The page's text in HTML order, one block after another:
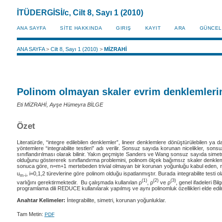
İTÜDERGİSİ/c, Cilt 8, Sayı 1 (2010)
ANA SAYFA SİTE HAKKINDA GIRIŞ KAYIT ARA GÜNCEL
ANA SAYFA> Cilt 8, Sayı 1 (2010) > MİZRAHİ
Polinom olmayan skaler evrim
Eti MİZRAHİ, Ayşe Hümeyra BİLGE
Özet
Literatürde, “integre edilebilen denklemler”, lineer denklemlere dönüştürülebilen
yöntemlere “integrabilite testleri” adı verilir. Sonsuz sayıda korunan nicelikler,
sınıflandırılması olarak bilinir. Yakın geçmişte Sanders ve Wang sonsuz sayıda
olduğunu göstererek sınıflandırma problemini, polinom ölçek bağımsız skaler
sonuca göre, n=m+1 mertebeden trivial olmayan bir korunan yoğunluğu kabul eden,
um-i, i=0,1,2 türevlerine göre polinom olduğu ispatlanmıştır. Burada integrabilite testi
varlığını gerektirmektedir. Bu çalışmada kullanılan ρ(1), ρ(2) ve ρ(3) , genel ifadeleri
programlama dili REDUCE kullanılarak yapılmış ve aynı polinomluk özellikleri elde
Anahtar Kelimeler: İntegrabilite, simetri, korunan yoğunluklar.
Tam Metin: PDF